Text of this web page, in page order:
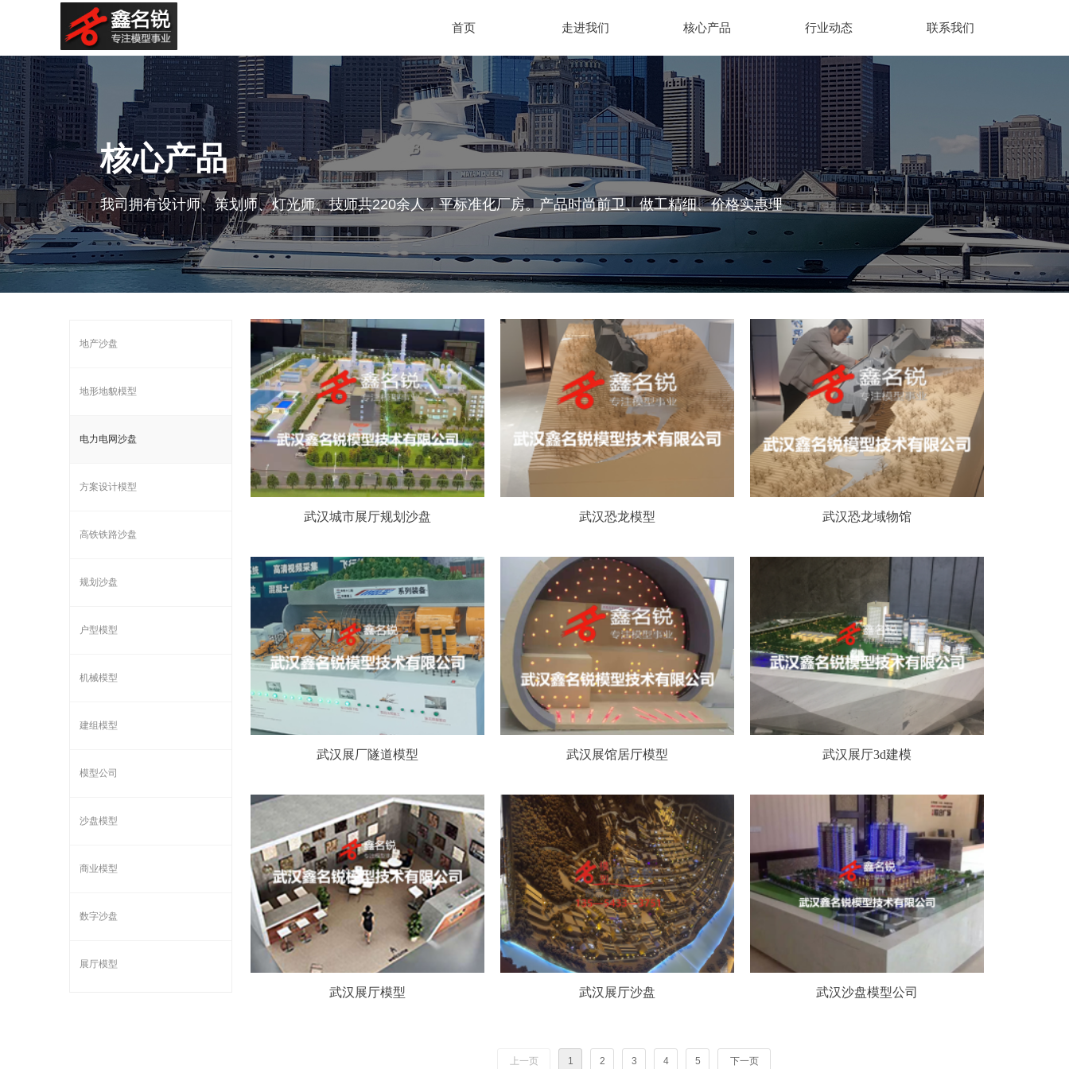
首页 走进我们 核心产品 行业动态 联系我们
核心产品
我司拥有设计师、策划师、灯光师、技师共220余人，平标准化厂房。产品时尚前卫、做工精细、价格实惠理
武汉城市展厅规划沙盘 武汉恐龙模型 武汉恐龙域物馆
武汉展厂隧道模型 武汉展馆居厅模型 武汉展厅3d建模
武汉展厅模型 武汉展厅沙盘 武汉沙盘模型公司
上一页 1 2 3 4 5 下一页
地产沙盘
地形地貌模型
电力电网沙盘
方案设计模型
高铁铁路沙盘
规划沙盘
户型模型
机械模型
建组模型
模型公司
沙盘模型
商业模型
数字沙盘
展厅模型